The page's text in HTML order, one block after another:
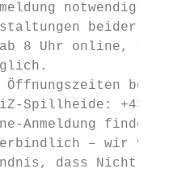
notwendig“
beider
ab 8 Uhr online,
bei
Spillheide: +43
Anmeldung
– wir
dass Nicht-